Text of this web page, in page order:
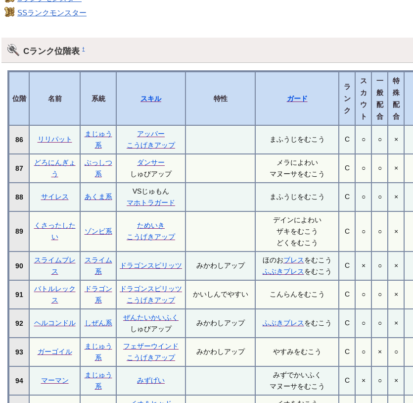
SSランクモンスター
Cランク位階表†
位階 名前 系統 スキル 特性 ガード
ラ
ン
ク
ス
カ
ウ
ト
一
般
配
合
特
殊
配
合
86 リリパット
まじゅう
系
アッパー
こうげきアップ
まふうじをむこう C ○ ○ ×
87
どろにんぎょ
う
ぶっしつ
系
ダンサー
しゅびアップ
メラによわい
マヌーサをむこう
C ○ ○ ×
88 サイレス あくま系
VSじゅもん
マホトラガード
まふうじをむこう C ○ ○ ×
89
くさったした
い
ゾンビ系
ためいき
こうげきアップ
デインによわい
ザキをむこう
どくをむこう
C ○ ○ ×
90
スライムブレ
ス
スライム
系
ドラゴンスピリッツ みかわしアップ
ほのおブレスをむこう
ふぶき ブレスをむこう
C × ○ ×
91
バトルレック
ス
ドラゴン
系
ドラゴンスピリッツ
こうげきアップ
かいしんでやすい こんらんをむこう C ○ ○ ×
92 ヘルコンドル しぜん系
ぜんたいかいふく
しゅびアップ
みかわしアップ ふぶき ブレスをむこう C ○ ○ ×
93 ガーゴイル
まじゅう
系
フェザーウインド
こうげきアップ
みかわしアップ やすみをむこう C ○ × ○
94 マーマン
まじゅう
系
みずげい
みずでかいふく
マヌーサをむこう
C × ○ ×